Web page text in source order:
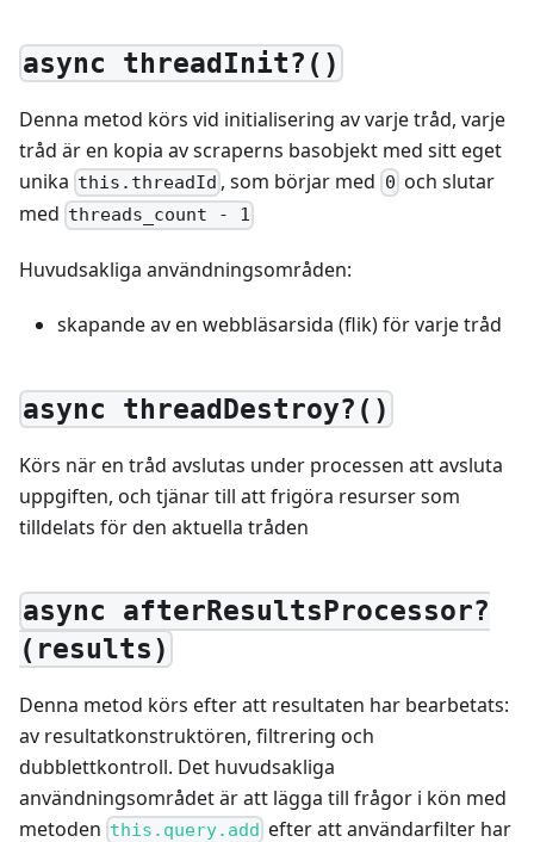
async threadInit?()
Denna metod körs vid initialisering av varje tråd, varje
tråd är en kopia av scraperns basobjekt med sitt eget
unika this.threadId , som börjar med 0 och slutar
med threads_count - 1
Huvudsakliga användningsområden:
skapande av en webbläsarsida (flik) för varje tråd
async threadDestroy?()
Körs när en tråd avslutas under processen att avsluta
uppgiften, och tjänar till att frigöra resurser som
tilldelats för den aktuella tråden
async afterResultsProcessor?
(results)
Denna metod körs efter att resultaten har bearbetats:
av resultatkonstruktören, filtrering och
dubblettkontroll. Det huvudsakliga
användningsområdet är att lägga till frågor i kön med
metoden this.query.add efter att användarfilter har